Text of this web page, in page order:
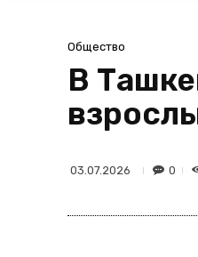
Общество
В
03.07.2026 0